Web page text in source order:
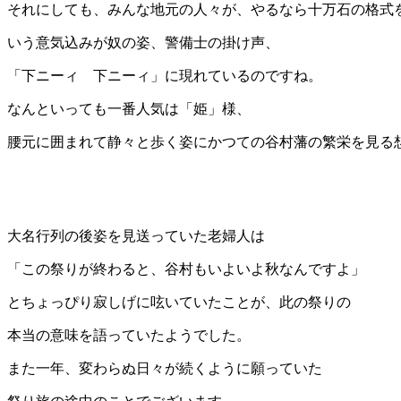
それにしても、みんな地元の人々が、やるなら十万石の格式
いう意気込みが奴の姿、警備士の掛け声、
「下ニーィ 下ニーィ」に現れているのですね。
なんといっても一番人気は「姫」様、
腰元に囲まれて静々と歩く姿にかつての谷村藩の繁栄を見る
大名行列の後姿を見送っていた老婦人は
「この祭りが終わると、谷村もいよいよ秋なんですよ」
とちょっぴり寂しげに呟いていたことが、此の祭りの
本当の意味を語っていたようでした。
また一年、変わらぬ日々が続くように願っていた